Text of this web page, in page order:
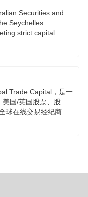
Securities and
Seychelles
strict capital
segregated client
GTC泽汇资本 does
Trade Capital，是一
美国/英国股票、股
球在线交易经纪商，
由欧洲和亚洲金融专
国家地区有办事处，